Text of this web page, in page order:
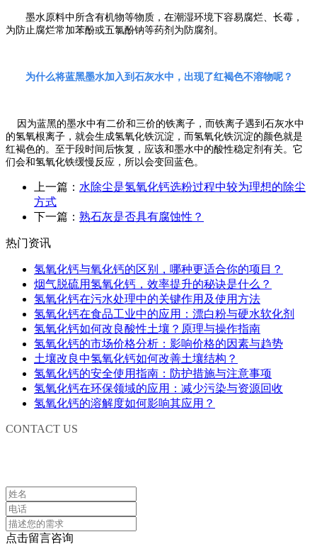
墨水原料中所含有机物等物质，在潮湿环境下容易腐烂、长霉，
为防止腐烂常加苯酚或五氯酚钠等药剂为防腐剂。
为什么将蓝黑墨水加入到石灰水中，出现了红褐色不溶物呢？
因为蓝黑的墨水中有二价和三价的铁离子，而铁离子遇到石灰水中
的氢氧根离子，就会生成氢氧化铁沉淀，而氢氧化铁沉淀的颜色就是
红褐色的。至于段时间后恢复，应该和墨水中的酸性稳定剂有关。它
们会和氢氧化铁缓慢反应，所以会变回蓝色。
上一篇： 水除尘是氢氧化钙选粉过程中较为理想的除尘
方式
下一篇： 熟石灰是否具有腐蚀性？
热门资讯
氢氧化钙与氧化钙的区别，哪种更适合你的项目？
烟气脱硫用氢氧化钙，效率提升的秘诀是什么？
氢氧化钙在污水处理中的关键作用及使用方法
氢氧化钙在食品工业中的应用：漂白粉与硬水软化剂
氢氧化钙如何改良酸性土壤？原理与操作指南
氢氧化钙的市场价格分析：影响价格的因素与趋势
土壤改良中氢氧化钙如何改善土壤结构？
氢氧化钙的安全使用指南：防护措施与注意事项
氢氧化钙在环保领域的应用：减少污染与资源回收
氢氧化钙的溶解度如何影响其应用？
CONTACT US
点击留言咨询